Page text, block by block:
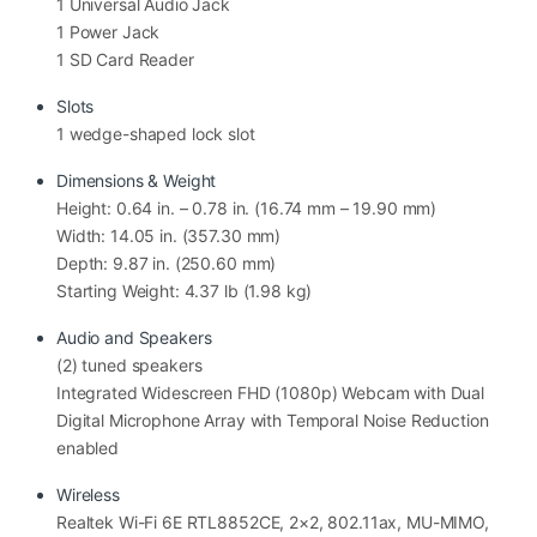
Intel Core 7 150U – Hiệu năng mạnh
cho công việc đa nhiệm
Trái tim củaDell DC16251 DC6C7557W1
Intel Core 7 150U thuộc dòng Intel Core Ultra thế hệ
mới, tối ưu tốt cho hiệu suất và điện năng tiêu thụ. Con
chip này mang lại khả năng xử lý nhanh chóng cho các
Làm việc với Excel dữ liệu lớn
Chạy nhiều tab trình duyệt cùng lúc
Họp online qua Zoom, Teams
Thiết kế Canva, Photoshop cơ bản
Chỉnh sửa video nhẹ
Lập trình và học tập chuyên ngành
1 Universal Audio Jack
1 Power Jack
1 SD Card Reader
Slots
1 wedge-shaped lock slot
Dimensions & Weight
Height: 0.64 in. – 0.78 in. (16.74 mm – 19.90 mm)
Width: 14.05 in. (357.30 mm)
Depth: 9.87 in. (250.60 mm)
Starting Weight: 4.37 lb (1.98 kg)
Audio and Speakers
(2) tuned speakers
Integrated Widescreen FHD (1080p) Webcam with Dual
Digital Microphone Array with Temporal Noise Reduction
enabled
Wireless
Realtek Wi-Fi 6E RTL8852CE, 2×2, 802.11ax, MU-MIMO,